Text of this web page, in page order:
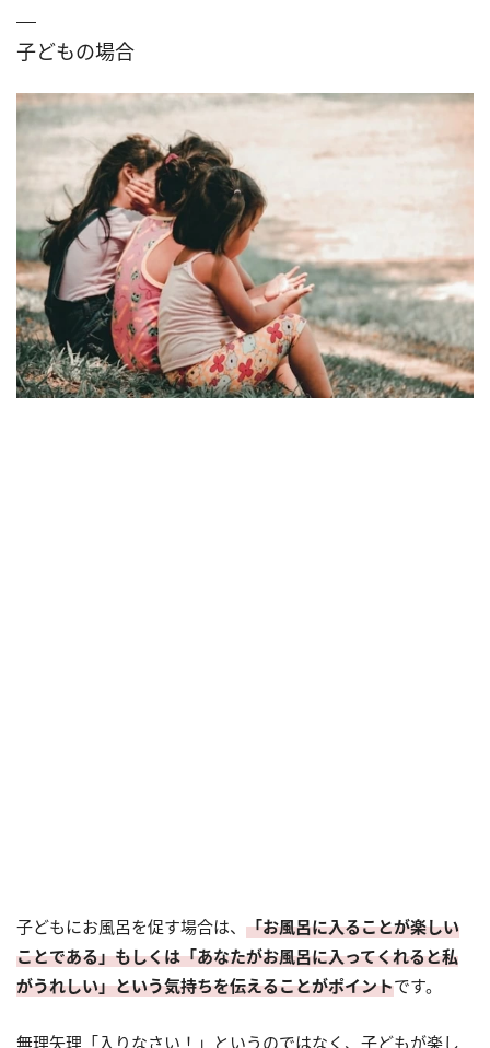
子どもの場合
子どもにお風呂を促す場合は、 「お風呂に入ることが楽しい
ことである」もしくは「あなたがお風呂に入ってくれると私
がうれしい」という気持ちを伝えることがポイントです。
無理矢理「入りなさい！」というのではなく、子どもが楽し